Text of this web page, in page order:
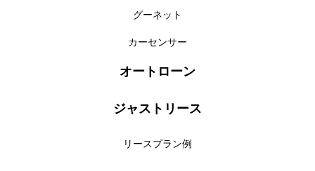
グーネット
カーセンサー
オートローン
ジャストリース
リースプラン例